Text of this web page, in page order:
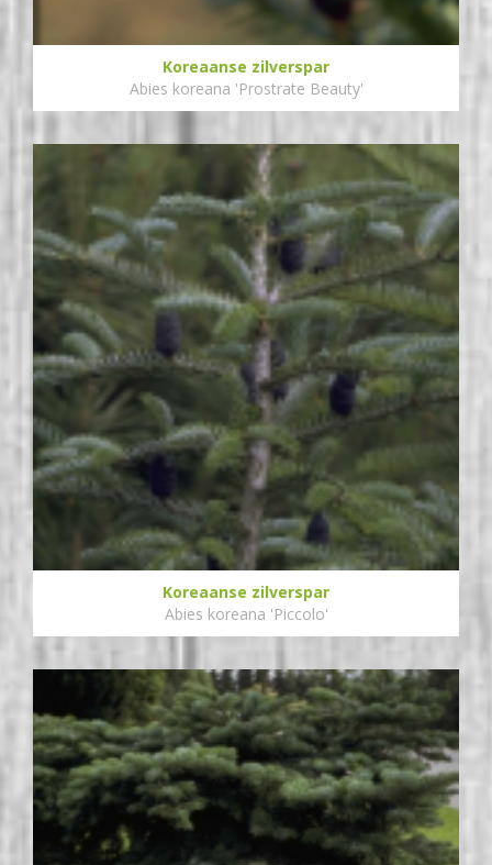
Koreaanse zilverspar
Abies koreana 'Prostrate Beauty'
Koreaanse zilverspar
Abies koreana 'Piccolo'